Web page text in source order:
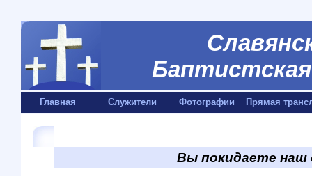
Главная Служители Фотографии Прямая
Вы покидаете наш